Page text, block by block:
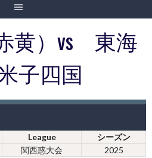
赤黄）vs 東海
子四国
League
シーズン
関西惑大会 2025